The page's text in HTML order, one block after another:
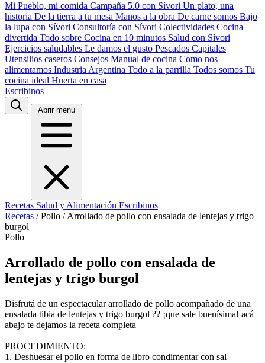
Mi Pueblo, mi comida Campaña 5.0 con Sívori Un plato, una
historia De la tierra a tu mesa Manos a la obra De carne somos Bajo
la lupa con Sívori Consultoría con Sívori Colectividades Cocina
divertida Todo sobre Cocina en 10 minutos Salud con Sívori
Ejercicios saludables Le damos el gusto Pescados Capitales
Utensilios caseros Consejos Manual de cocina Como nos
alimentamos Industria Argentina Todo a la parrilla Todos somos Tu
cocina ideal Huerta en casa
Escribinos
Abrir menu
Recetas Salud y Alimentación Escribinos
Recetas / Pollo / Arrollado de pollo con ensalada de lentejas y trigo
burgol
Pollo
Arrollado de pollo con ensalada de
lentejas y trigo burgol
Disfrutá de un espectacular arrollado de pollo acompañado de una
ensalada tibia de lentejas y trigo burgol ?? ¡que sale buenísima! acá
abajo te dejamos la receta completa
PROCEDIMIENTO:
1. Deshuesar el pollo en forma de libro condimentar con sal